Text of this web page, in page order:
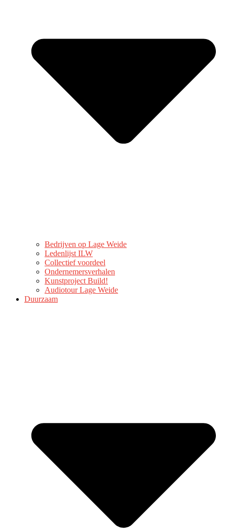
Bedrijven op Lage Weide
Ledenlijst ILW
Collectief voordeel
Ondernemersverhalen
Kunstproject Build!
Audiotour Lage Weide
Duurzaam